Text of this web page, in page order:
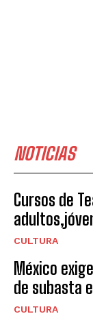
NOTICIAS
Cursos de
CULTURA
México
de subasta
CULTURA